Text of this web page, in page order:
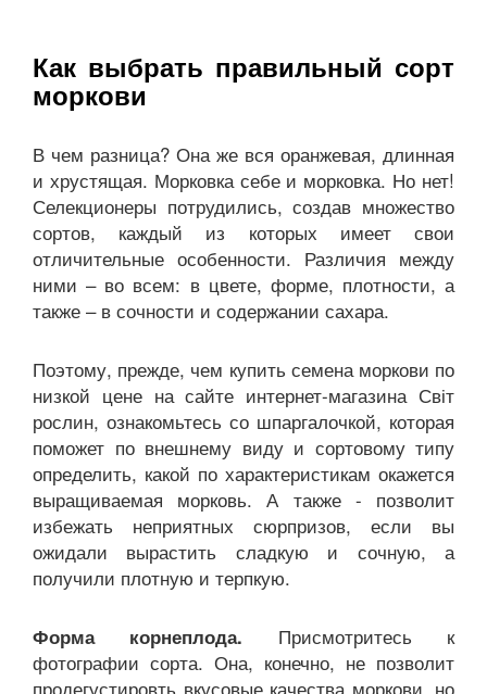
Как выбрать правильный сорт
моркови
В чем разница? Она же вся оранжевая, длинная
и хрустящая. Морковка себе и морковка. Но нет!
Селекционеры потрудились, создав множество
сортов, каждый из которых имеет свои
отличительные особенности. Различия между
ними – во всем: в цвете, форме, плотности, а
также – в сочности и содержании сахара.
Поэтому, прежде, чем купить семена моркови по
низкой цене на сайте интернет-магазина Світ
рослин, ознакомьтесь со шпаргалочкой, которая
поможет по внешнему виду и сортовому типу
определить, какой по характеристикам окажется
выращиваемая морковь. А также - позволит
избежать неприятных сюрпризов, если вы
ожидали вырастить сладкую и сочную, а
получили плотную и терпкую.
Форма корнеплода. Присмотритесь к
фотографии сорта. Она, конечно, не позволит
продегустировть вкусовые качества моркови, но